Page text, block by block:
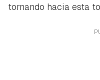
tornando hacia esta